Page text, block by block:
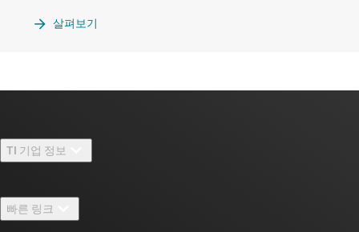
살펴보기
TI 기업 정보
채용
빠른 링크